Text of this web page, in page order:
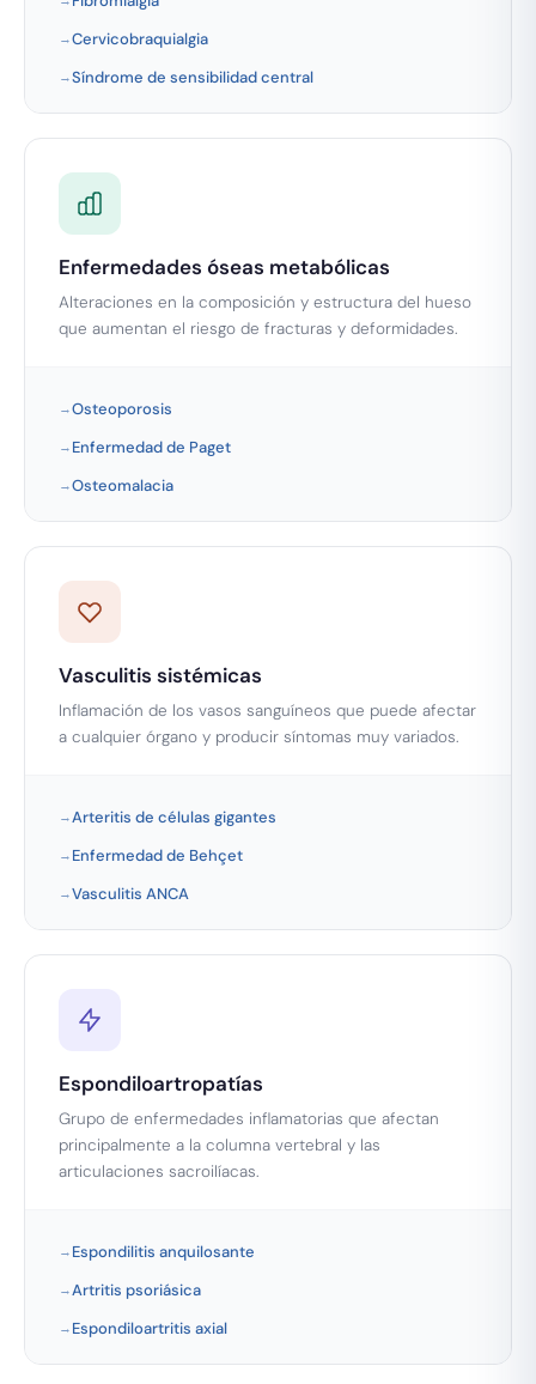
Cervicobraquialgia
Síndrome de sensibilidad central
Enfermedades óseas metabólicas
Alteraciones en la composición y estructura del hueso
que aumentan el riesgo de fracturas y deformidades.
Osteoporosis
Enfermedad de Paget
Osteomalacia
Vasculitis sistémicas
Inflamación de los vasos sanguíneos que puede afectar
a cualquier órgano y producir síntomas muy variados.
Arteritis de células gigantes
Enfermedad de Behçet
Vasculitis ANCA
Espondiloartropatías
Grupo de enfermedades inflamatorias que afectan
principalmente a la columna vertebral y las
articulaciones sacroilíacas.
Espondilitis anquilosante
Artritis psoriásica
Espondiloartritis axial